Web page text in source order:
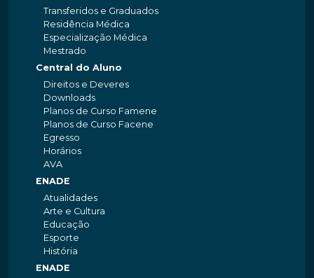
Transferidos e Graduados
Residência Médica
Especialização Médica
Mestrado
Central do Aluno
Direitos e Deveres
Downloads
Planos de Curso Famene
Planos de Curso Facene
Egresso
Horários
AVA
ENADE
Atualidades
Arte e Cultura
Educação
Esporte
História
ENADE